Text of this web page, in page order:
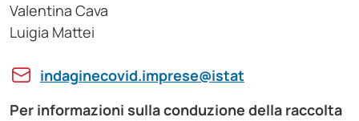
Valentina Cava
Luigia Mattei
indaginecovid.imprese@istat
Per informazioni sulla conduzione della raccolta